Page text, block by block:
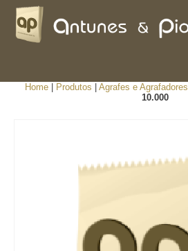
Home Produtos Agrafes e Agrafadores
10.000